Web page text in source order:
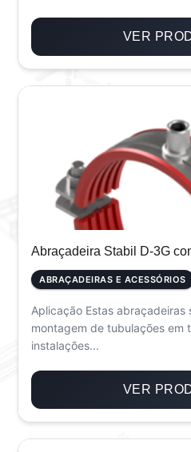
VER
Abraçadeira Stabil D-3G
ABRAÇADEIRAS E ACESSÓRIOS
Aplicação Estas abraçadeiras
montagem de tubulações em
instalações...
VER